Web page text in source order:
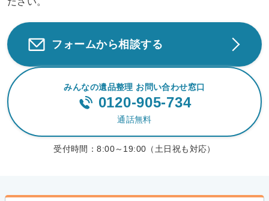
フォームから相談する
みんなの遺品整理 お問い合わせ窓口
0120-905-734
通話無料
受付時間：8:00～19:00（土日祝も対応）